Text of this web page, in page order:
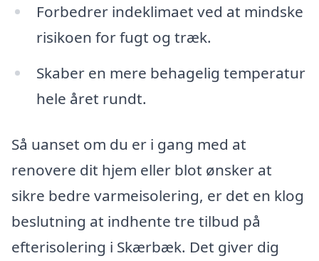
Forbedrer indeklimaet ved at mindske
risikoen for fugt og træk.
Skaber en mere behagelig temperatur
hele året rundt.
Så uanset om du er i gang med at
renovere dit hjem eller blot ønsker at
sikre bedre varmeisolering, er det en klog
beslutning at indhente tre tilbud på
efterisolering i Skærbæk. Det giver dig